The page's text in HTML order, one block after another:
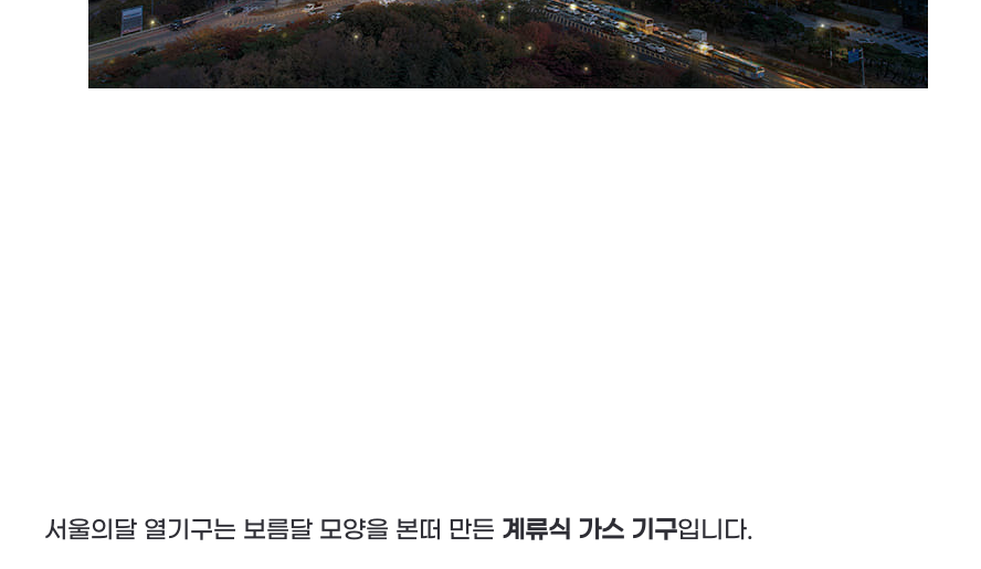
서울의달 열기구는 보름달 모양을 본떠 만든 계류식 가스 기구입니다.